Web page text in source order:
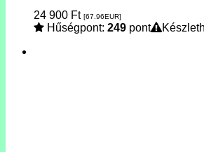
24 900 Ft [67.96EUR]
Hűségpont: 249 pont